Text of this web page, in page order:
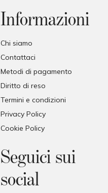
Informazioni
Chi siamo
Contattaci
Metodi di pagamento
Diritto di reso
Termini e condizioni
Privacy Policy
Cookie Policy
Seguici sui
social